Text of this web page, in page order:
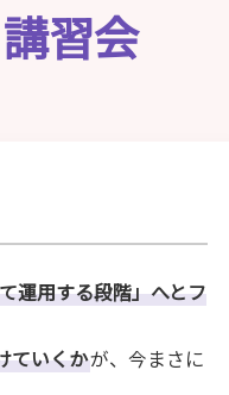
習会
運用する段階」へとフ
ていくかが、今まさに